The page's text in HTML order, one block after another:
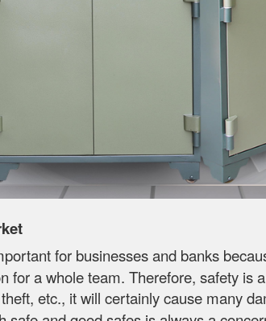
for businesses and banks
a whole team. Therefore, safety is
etc., it will certainly cause many